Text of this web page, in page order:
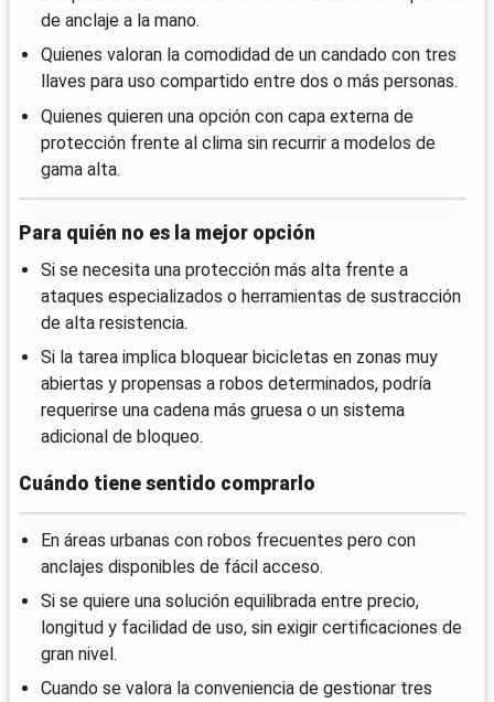
de anclaje a la mano.
Quienes valoran la comodidad de un candado con tres
llaves para uso compartido entre dos o más personas.
Quienes quieren una opción con capa externa de
protección frente al clima sin recurrir a modelos de
gama alta.
Para quién no es la mejor opción
Si se necesita una protección más alta frente a
ataques especializados o herramientas de sustracción
de alta resistencia.
Si la tarea implica bloquear bicicletas en zonas muy
abiertas y propensas a robos determinados, podría
requerirse una cadena más gruesa o un sistema
adicional de bloqueo.
Cuándo tiene sentido comprarlo
En áreas urbanas con robos frecuentes pero con
anclajes disponibles de fácil acceso.
Si se quiere una solución equilibrada entre precio,
longitud y facilidad de uso, sin exigir certificaciones de
gran nivel.
Cuando se valora la conveniencia de gestionar tres